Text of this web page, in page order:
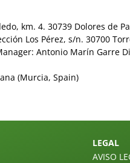
km. 4. 30739 Dolores de
Los Pérez, s/n. 30700
Antonio Marín Garre
(Murcia, Spain)
LEGAL
AVISO